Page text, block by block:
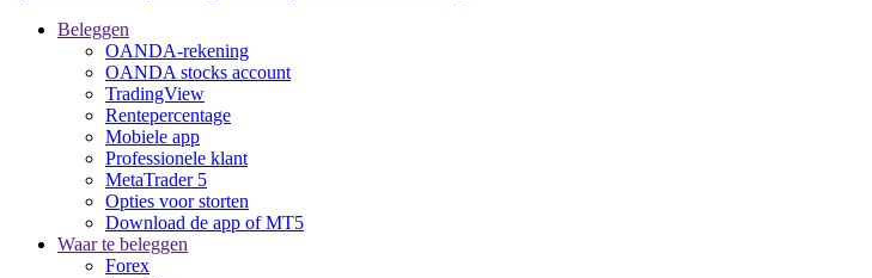
Beleggen
OANDA-rekening
OANDA stocks account
TradingView
Rentepercentage
Mobiele app
Professionele klant
MetaTrader 5
Opties voor storten
Download de app of MT5
Waar te beleggen
Forex